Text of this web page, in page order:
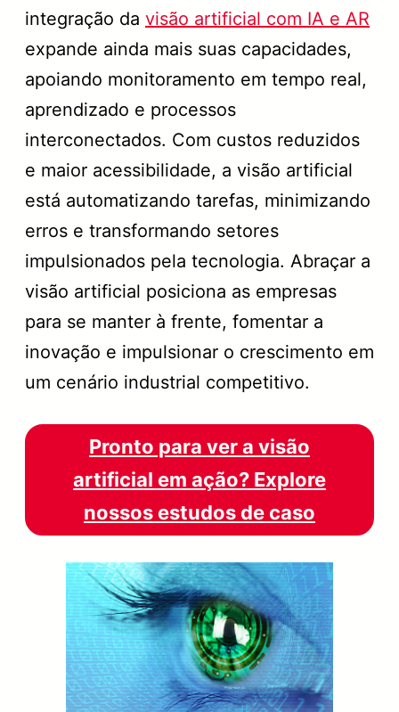
integração da visão artificial com IA e AR
expande ainda mais suas capacidades,
apoiando monitoramento em tempo real,
aprendizado e processos
interconectados. Com custos reduzidos
e maior acessibilidade, a visão artificial
está automatizando tarefas, minimizando
erros e transformando setores
impulsionados pela tecnologia. Abraçar a
visão artificial posiciona as empresas
para se manter à frente, fomentar a
inovação e impulsionar o crescimento em
um cenário industrial competitivo.
Pronto para ver a visão
artificial em ação? Explore
nossos estudos de caso